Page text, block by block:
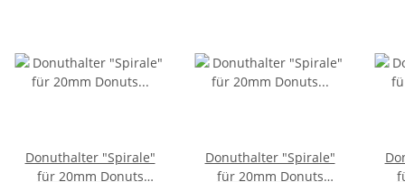
Donuthalter "Spirale"
für 20mm Donuts
Donuthalter "Spirale"
für 20mm Donuts